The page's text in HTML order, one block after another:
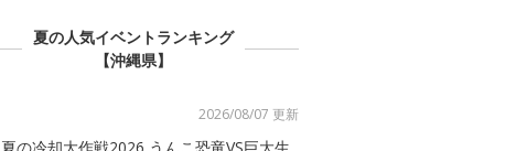
夏の人気イベントランキング
【沖縄県】
2026/08/07 更新